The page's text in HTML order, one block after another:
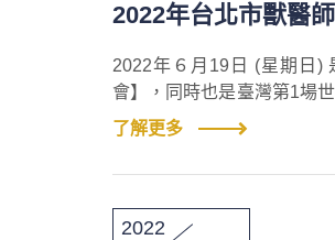
2022年台北市獸醫
2022年６月19日 (星期日)
會】，同時也是臺灣第1場
始報到)，當天於504及505
了解更多
2022